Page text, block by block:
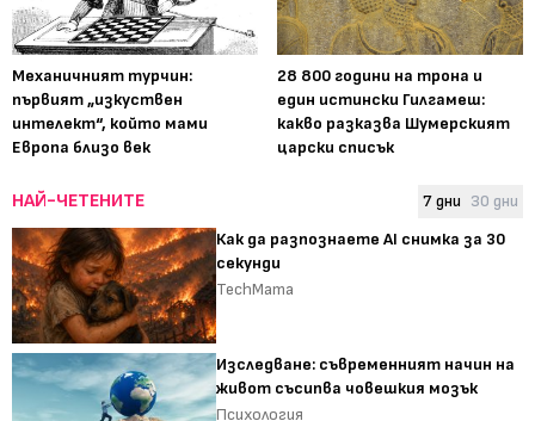
Механичният турчин:
първият „изкуствен
интелект“, който мами
Европа близо век
28 800 години на трона и
един истински Гилгамеш:
какво разказва Шумерският
царски списък
НАЙ-ЧЕТЕНИТЕ 7 дни 30 дни
Как да разпознаете AI снимка за 30
секунди
TechMama
Изследване: съвременният начин на
живот съсипва човешкия мозък
Психология